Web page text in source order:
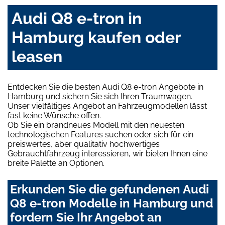
Audi Q8 e-tron in
Hamburg kaufen oder
leasen
Entdecken Sie die besten Audi Q8 e-tron Angebote in
Hamburg und sichern Sie sich Ihren Traumwagen.
Unser vielfältiges Angebot an Fahrzeugmodellen lässt
fast keine Wünsche offen.
Ob Sie ein brandneues Modell mit den neuesten
technologischen Features suchen oder sich für ein
preiswertes, aber qualitativ hochwertiges
Gebrauchtfahrzeug interessieren, wir bieten Ihnen eine
breite Palette an Optionen.
Erkunden Sie die gefundenen Audi
Q8 e-tron Modelle in Hamburg und
fordern Sie Ihr Angebot an